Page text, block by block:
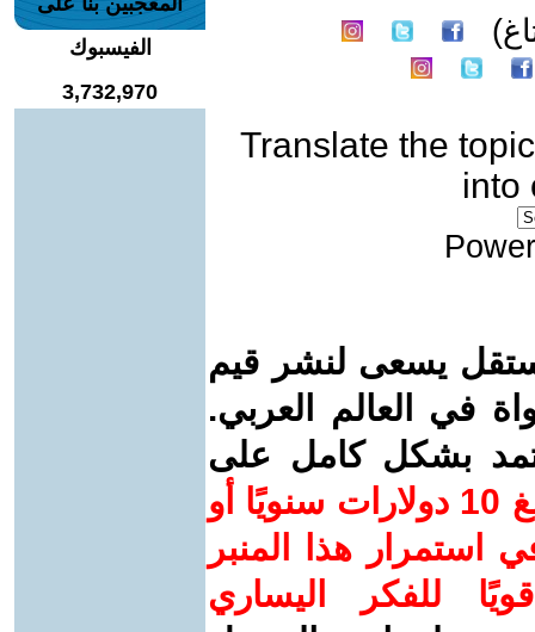
Translate the topic
into
يسعى لنشر قيم
في العالم العربي.
بشكل كامل على
ساهم/ي معنا! بدعمكم بمبلغ 10 دولارات سنويًا أو
استمرار هذا المنبر
للفكر اليساري
الفيسبوك
3,732,970